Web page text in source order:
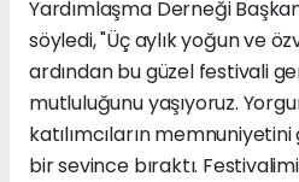
Yardımlaşma Derneği
söyledi, "Üç aylık yoğun ve
ardından bu güzel festivali
mutluluğunu yaşıyoruz.
katılımcıların
bir sevince bıraktı.